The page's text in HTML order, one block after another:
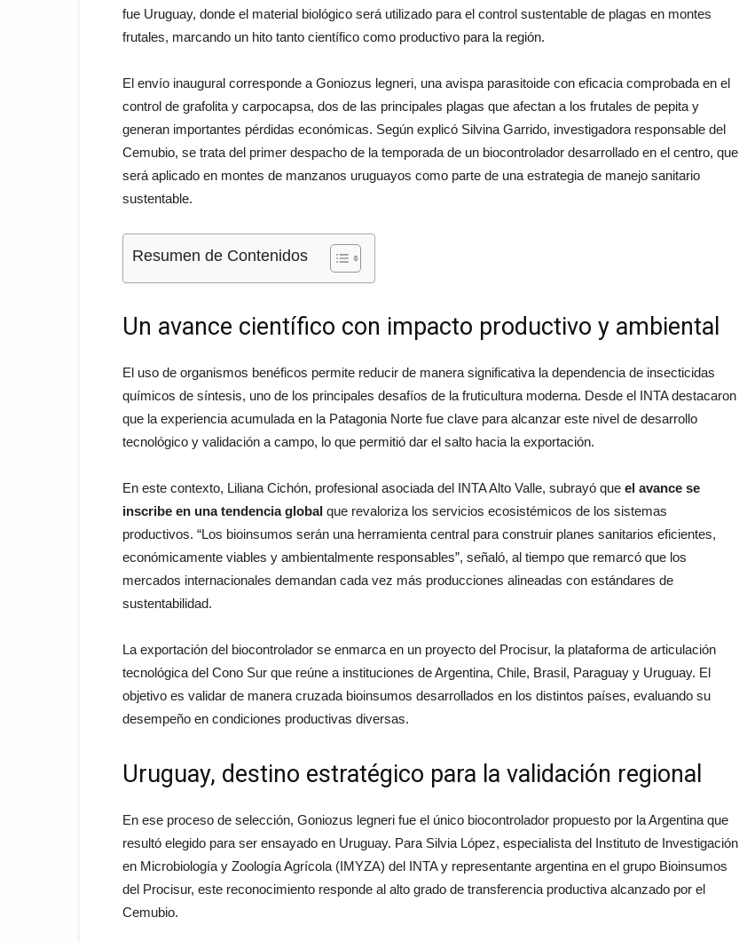
fue Uruguay, donde el material biológico será utilizado para el control sustentable de plagas en montes
frutales, marcando un hito tanto científico como productivo para la región.
El envío inaugural corresponde a Goniozus legneri, una avispa parasitoide con eficacia comprobada en el
control de grafolita y carpocapsa, dos de las principales plagas que afectan a los frutales de pepita y
generan importantes pérdidas económicas. Según explicó Silvina Garrido, investigadora responsable del
Cemubio, se trata del primer despacho de la temporada de un biocontrolador desarrollado en el centro, que
será aplicado en montes de manzanos uruguayos como parte de una estrategia de manejo sanitario
sustentable.
Resumen de Contenidos
Un avance científico con impacto productivo y ambiental
El uso de organismos benéficos permite reducir de manera significativa la dependencia de insecticidas
químicos de síntesis, uno de los principales desafíos de la fruticultura moderna. Desde el INTA destacaron
que la experiencia acumulada en la Patagonia Norte fue clave para alcanzar este nivel de desarrollo
tecnológico y validación a campo, lo que permitió dar el salto hacia la exportación.
En este contexto, Liliana Cichón, profesional asociada del INTA Alto Valle, subrayó que el avance se
inscribe en una tendencia global que revaloriza los servicios ecosistémicos de los sistemas
productivos. “Los bioinsumos serán una herramienta central para construir planes sanitarios eficientes,
económicamente viables y ambientalmente responsables”, señaló, al tiempo que remarcó que los
mercados internacionales demandan cada vez más producciones alineadas con estándares de
sustentabilidad.
La exportación del biocontrolador se enmarca en un proyecto del Procisur, la plataforma de articulación
tecnológica del Cono Sur que reúne a instituciones de Argentina, Chile, Brasil, Paraguay y Uruguay. El
objetivo es validar de manera cruzada bioinsumos desarrollados en los distintos países, evaluando su
desempeño en condiciones productivas diversas.
Uruguay, destino estratégico para la validación regional
En ese proceso de selección, Goniozus legneri fue el único biocontrolador propuesto por la Argentina que
resultó elegido para ser ensayado en Uruguay. Para Silvia López, especialista del Instituto de Investigación
en Microbiología y Zoología Agrícola (IMYZA) del INTA y representante argentina en el grupo Bioinsumos
del Procisur, este reconocimiento responde al alto grado de transferencia productiva alcanzado por el
Cemubio.